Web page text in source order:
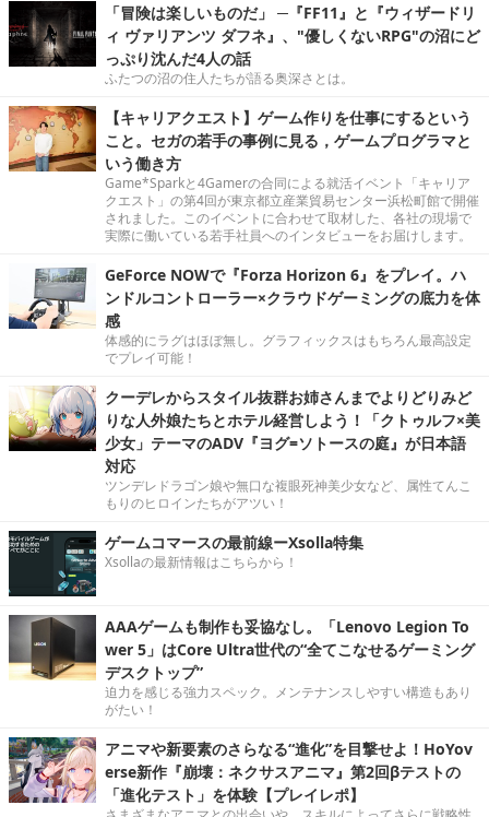
「冒険は楽しいものだ」 ─『FF11』と『ウィザードリ
ィ ヴァリアンツ ダフネ』、"優しくないRPG"の沼にど
っぷり沈んだ4人の話
ふたつの沼の住人たちが語る奥深さとは。
【キャリアクエスト】ゲーム作りを仕事にするという
こと。セガの若手の事例に見る，ゲームプログラマと
いう働き方
Game*Sparkと4Gamerの合同による就活イベント「キャリア
クエスト」の第4回が東京都立産業貿易センター浜松町館で開催
されました。このイベントに合わせて取材した、各社の現場で
実際に働いている若手社員へのインタビューをお届けします。
GeForce NOWで『Forza Horizon 6』をプレイ。ハ
ンドルコントローラー×クラウドゲーミングの底力を体
感
体感的にラグはほぼ無し。グラフィックスはもちろん最高設定
でプレイ可能！
クーデレからスタイル抜群お姉さんまでよりどりみど
りな人外娘たちとホテル経営しよう！「クトゥルフ×美
少女」テーマのADV『ヨグ=ソトースの庭』が日本語
対応
ツンデレドラゴン娘や無口な複眼死神美少女など、属性てんこ
もりのヒロインたちがアツい！
ゲームコマースの最前線ーXsolla特集
Xsollaの最新情報はこちらから！
AAAゲームも制作も妥協なし。「Lenovo Legion To
wer 5」はCore Ultra世代の“全てこなせるゲーミング
デスクトップ”
迫力を感じる強力スペック。メンテナンスしやすい構造もあり
がたい！
アニマや新要素のさらなる“進化”を目撃せよ！HoYov
erse新作『崩壊：ネクサスアニマ』第2回βテストの
「進化テスト」を体験【プレイレポ】